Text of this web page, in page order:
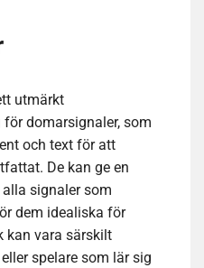
utmärkt
domarsignaler, som
och text för att
De kan ge en
signaler som
dem idealiska för
kan vara särskilt
spelare som lär sig